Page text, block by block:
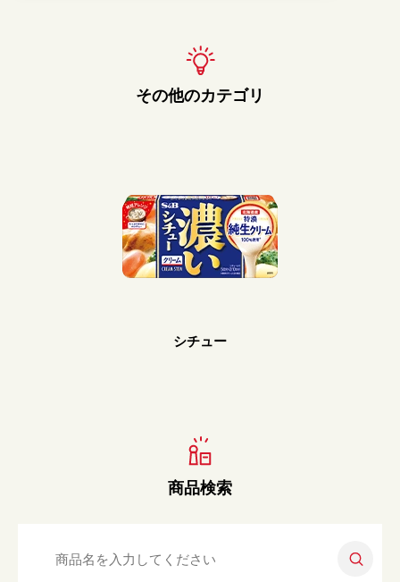
その他のカテゴリ
シチュー
商品検索